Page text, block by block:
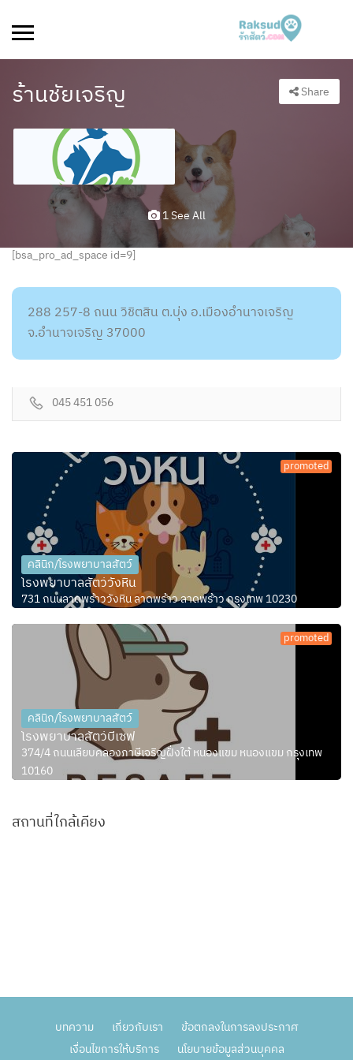
ร้านชัยเจริญ Share
1 See All
[bsa_pro_ad_space id=9]
288 257-8 ถนน วิชิตสิน ต.บุ่ง อ.เมืองอำนาจเจริญ
จ.อำนาจเจริญ 37000
045 451 056
promoted
คลินิก/โรงพยาบาลสัตว์
โรงพยาบาลสัตว์วังหิน
731 ถนนลาดพร้าววังหิน ลาดพร้าว ลาดพร้าว กรุงเทพ 10230
promoted
คลินิก/โรงพยาบาลสัตว์
โรงพยาบาลสัตว์บีเซฟ
374/4 ถนนเลียบคลองภาษีเจริญฝั่งใต้ หนองแขม หนองแขม กรุงเทพ
10160
สถานที่ใกล้เคียง
บทความ เกี่ยวกับเรา
ข้อตกลงในการลงประกาศ
เงื่อนไขการให้บริการ
นโยบายข้อมูลส่วนบุคคล